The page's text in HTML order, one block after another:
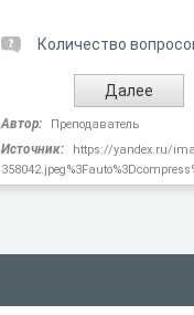
Количество
Автор: Преподаватель
Источник:
https://yandex.ru/